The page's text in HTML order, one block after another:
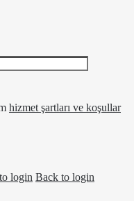
hizmet şartları ve koşullar
login Back to login